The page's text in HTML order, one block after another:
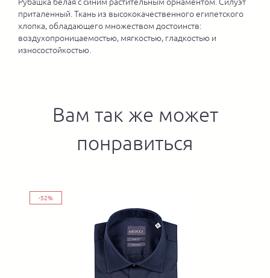
приталенный. Ткань из высококачественного египетского
хлопка, обладающего множеством достоинств:
воздухопроницаемостью, мягкостью, гладкостью и
износостойкостью.
Вам так же может
понравиться
-52%